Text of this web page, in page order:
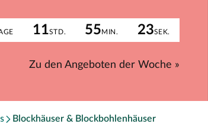
11STD. 55MIN. 23SEK.
Zu den Angeboten der Woche »
Blockhäuser & Blockbohlenhäuser